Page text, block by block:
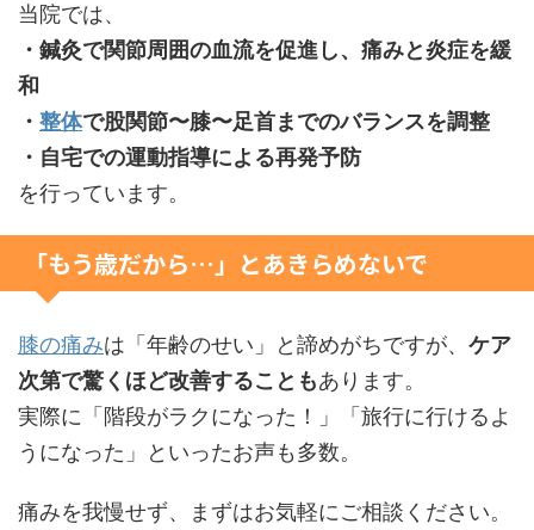
当院では、
・鍼灸で関節周囲の血流を促進し、痛みと炎症を緩
和
・ 整体で股関節〜膝〜足首までのバランスを調整
・自宅での運動指導による再発予防
を行っています。
「もう歳だから…」とあきらめないで
膝の痛みは「年齢のせい」と諦めがちですが、 ケア
次第で驚くほど改善することもあります。
実際に「階段がラクになった！」「旅行に行けるよ
うになった」といったお声も多数。
痛みを我慢せず、まずはお気軽にご相談ください。